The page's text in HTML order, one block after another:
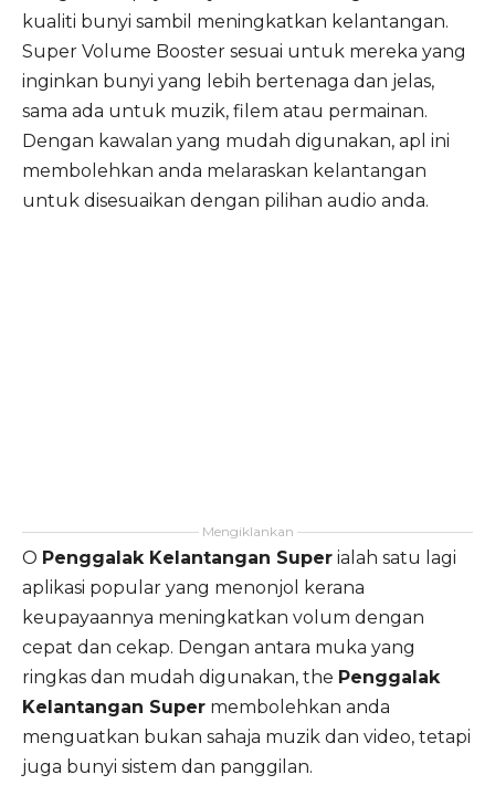
kualiti bunyi sambil meningkatkan kelantangan.
Super Volume Booster sesuai untuk mereka yang
inginkan bunyi yang lebih bertenaga dan jelas,
sama ada untuk muzik, filem atau permainan.
Dengan kawalan yang mudah digunakan, apl ini
membolehkan anda melaraskan kelantangan
untuk disesuaikan dengan pilihan audio anda.
Mengiklankan
O Penggalak Kelantangan Super ialah satu lagi
aplikasi popular yang menonjol kerana
keupayaannya meningkatkan volum dengan
cepat dan cekap. Dengan antara muka yang
ringkas dan mudah digunakan, the Penggalak
Kelantangan Super membolehkan anda
menguatkan bukan sahaja muzik dan video, tetapi
juga bunyi sistem dan panggilan.